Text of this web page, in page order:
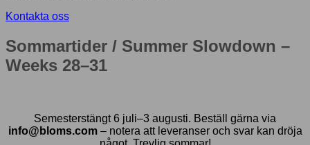
Kontakta oss
Sommartider / Summer Slowdown –
Weeks 28–31
Semesterstängt 6 juli–3 augusti. Beställ gärna via
info@bloms.com– notera att leveranser och svar kan dröja